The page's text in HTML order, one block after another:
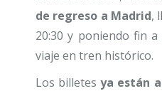
de regreso a Madrid,
20:30 y poniendo fin
viaje en tren histórico.
Los billetesya están